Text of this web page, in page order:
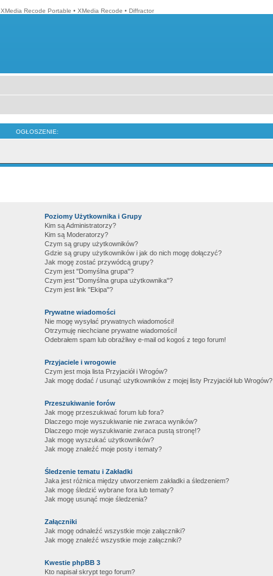
XMedia Recode Portable • XMedia Recode • Diffractor
OGŁOSZENIE:
Poziomy Użytkownika i Grupy
Kim są Administratorzy?
Kim są Moderatorzy?
Czym są grupy użytkowników?
Gdzie są grupy użytkowników i jak do nich mogę dołączyć?
Jak mogę zostać przywódcą grupy?
Czym jest "Domyślna grupa"?
Czym jest "Domyślna grupa użytkownika"?
Czym jest link "Ekipa"?
Prywatne wiadomości
Nie mogę wysyłać prywatnych wiadomości!
Otrzymuję niechciane prywatne wiadomości!
Odebrałem spam lub obraźliwy e-mail od kogoś z tego forum!
Przyjaciele i wrogowie
Czym jest moja lista Przyjaciół i Wrogów?
Jak mogę dodać / usunąć użytkowników z mojej listy Przyjaciół lub Wrogów?
Przeszukiwanie forów
Jak mogę przeszukiwać forum lub fora?
Dlaczego moje wyszukiwanie nie zwraca wyników?
Dlaczego moje wyszukiwanie zwraca pustą stronę!?
Jak mogę wyszukać użytkowników?
Jak mogę znaleźć moje posty i tematy?
Śledzenie tematu i Zakładki
Jaka jest różnica między utworzeniem zakładki a śledzeniem?
Jak mogę śledzić wybrane fora lub tematy?
Jak mogę usunąć moje śledzenia?
Załączniki
Jak mogę odnaleźć wszystkie moje załączniki?
Jak mogę znaleźć wszystkie moje załączniki?
Kwestie phpBB 3
Kto napisał skrypt tego forum?